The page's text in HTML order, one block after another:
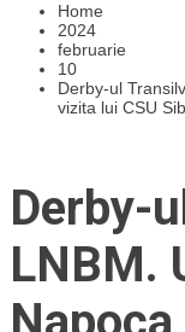
Home
2024
februarie
10
Derby-ul
vizita lui CSU
Derby-
LNBM.